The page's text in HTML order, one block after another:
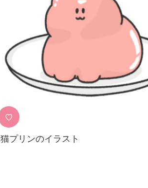
♡
猫プリンのイラスト